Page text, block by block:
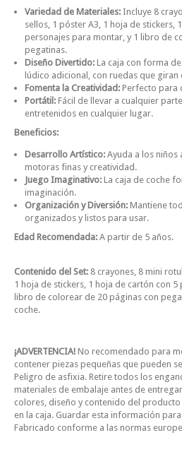
Variedad de Materiales: Incluye 8
sellos, 1 póster A3, 1 hoja de stickers,
personajes para montar, y 1 libro de
pegatinas.
Diseño Divertido: La caja con forma
lúdico adicional, con ruedas que giran
Fomenta la Creatividad: Perfecto para
Portátil: Fácil de llevar a cualquier
entretenidos en cualquier lugar.
Beneficios:
Desarrollo Artístico: Ayuda a los
motoras finas y creatividad.
Juego Imaginativo: La caja de coche
imaginación.
Organización y Diversión: Mantiene
organizados y listos para usar.
Edad Recomendada: A partir de 5 años.
Contenido del Set: 8 crayones, 8 mini
1 hoja de stickers, 1 hoja de cartón con
libro de colorear de 20 páginas con
coche.
¡ADVERTENCIA! No recomendado para
contener piezas pequeñas que pueden
Peligro de asfixia. Retire todos los
materiales de embalaje antes de
colores, diseño y contenido del
en la caja. Guardar esta información
Fabricado conforme a las normas